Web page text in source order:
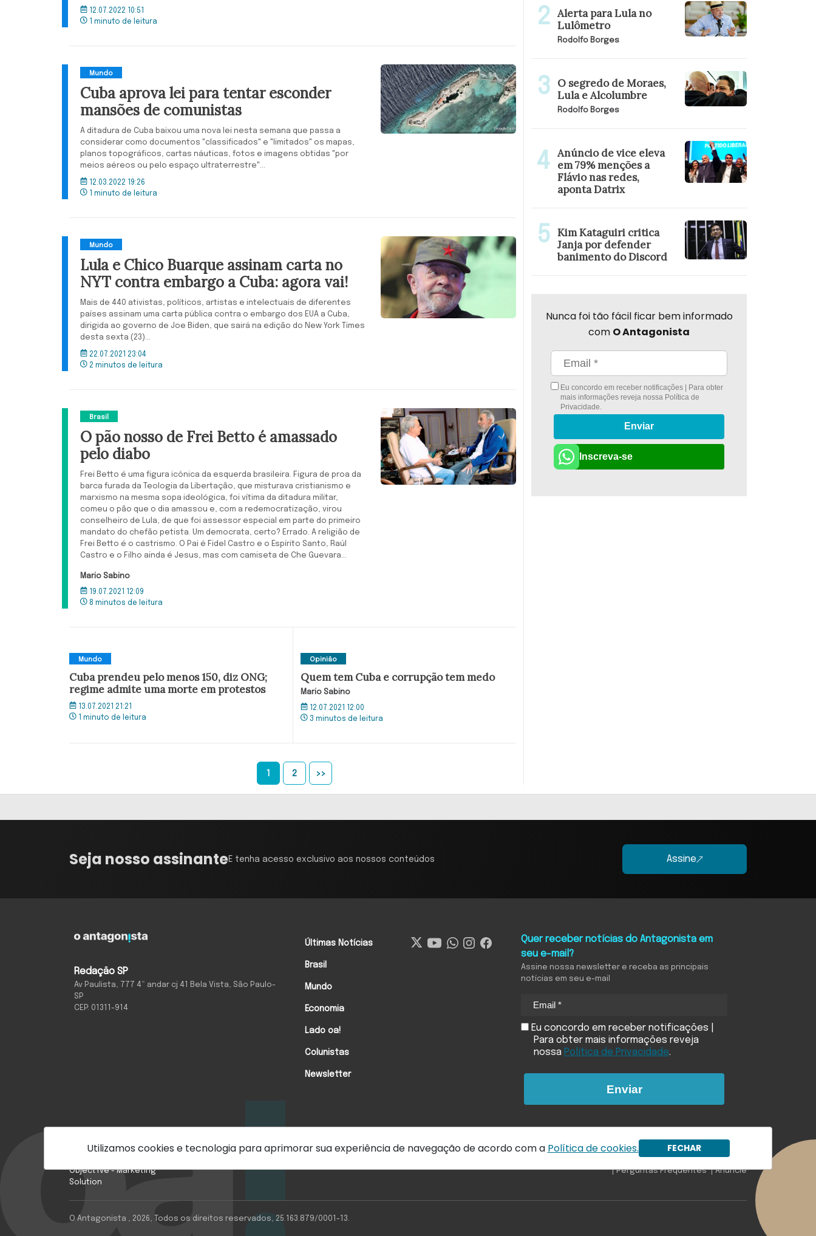
12.07.2022 10:51
1 minuto de leitura
Mundo
Cuba aprova lei para tentar esconder
mansões de comunistas
A ditadura de Cuba baixou uma nova lei nesta semana que passa a
considerar como documentos "classificados" e "limitados" os mapas,
planos topográficos, cartas náuticas, fotos e imagens obtidas "por
meios aéreos ou pelo espaço ultraterrestre"...
12.03.2022 19:26
1 minuto de leitura
Mundo
Lula e Chico Buarque assinam carta no
NYT contra embargo a Cuba: agora vai!
Mais de 440 ativistas, políticos, artistas e intelectuais de diferentes
países assinam uma carta pública contra o embargo dos EUA a Cuba,
dirigida ao governo de Joe Biden, que sairá na edição do New York Times
desta sexta (23)...
22.07.2021 23:04
2 minutos de leitura
Brasil
O pão nosso de Frei Betto é amassado
pelo diabo
Frei Betto é uma figura icônica da esquerda brasileira. Figura de proa da
barca furada da Teologia da Libertação, que misturava cristianismo e
marxismo na mesma sopa ideológica, foi vítima da ditadura militar,
comeu o pão que o dia amassou e, com a redemocratização, virou
conselheiro de Lula, de que foi assessor especial em parte do primeiro
mandato do chefão petista. Um democrata, certo? Errado. A religião de
Frei Betto é o castrismo. O Pai é Fidel Castro e o Espírito Santo, Raúl
Castro e o Filho ainda é Jesus, mas com camiseta de Che Guevara...
Mario Sabino
19.07.2021 12:09
8 minutos de leitura
Mundo
Cuba prendeu pelo menos 150, diz ONG;
regime admite uma morte em protestos
13.07.2021 21:21
1 minuto de leitura
Opinião
Quem tem Cuba e corrupção tem medo
Mario Sabino
12.07.2021 12:00
3 minutos de leitura
1 2 >>
Alerta para Lula no
Lulômetro
Rodolfo Borges
O segredo de Moraes,
Lula e Alcolumbre
Rodolfo Borges
Anúncio de vice eleva
em 79% menções a
Flávio nas redes,
aponta Datrix
Kim Kataguiri critica
Janja por defender
banimento do Discord
Nunca foi tão fácil ficar bem informado
com O Antagonista
Eu concordo em receber notificações | Para obter
mais informações reveja nossa Política de
Privacidade.
Enviar
Inscreva-se
Utilizamos cookies e tecnologia para aprimorar sua experiência de navegação de acordo com a Política de cookies. FECHAR
Seja nosso assinanteE tenha acesso exclusivo aos nossos conteúdos Assine
Redação SP
Av Paulista, 777 4º andar cj 41 Bela Vista, São Paulo-
SP
CEP: 01311-914
Últimas Notícias
Brasil
Mundo
Economia
Lado oa!
Colunistas
Newsletter
Quer receber notícias do Antagonista em
seu e-mail?
Assine nossa newsletter e receba as principais
notícias em seu e-mail
Eu concordo em receber notificações |
Para obter mais informações reveja
nossa Política de Privacidade.
Enviar
Com inteligência e
Object1ve - Marketing
Solution
Política de compliance
Princípios Editoriais
Perguntas Frequentes
Anuncie
O Antagonista , 2026, Todos os direitos reservados, 25.163.879/0001-13.